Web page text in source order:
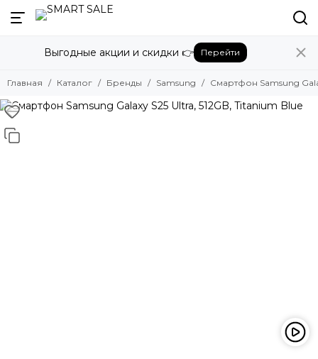
Назад
Бренды
Amazon
Apple
Bose
Выгодные акции и скидки 👉 Перейти
Главная Каталог Бренды Samsung Смартфон Samsung